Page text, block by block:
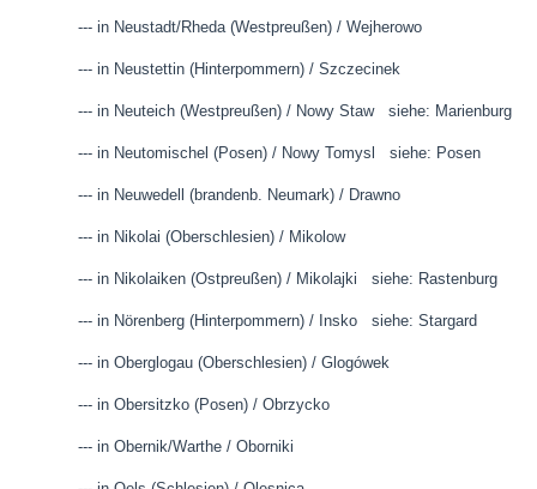
--- in Neustadt/Rheda (Westpreußen) / Wejherowo
--- in Neustettin (Hinterpommern) / Szczecinek
--- in Neuteich (Westpreußen) / Nowy Staw siehe: Marienburg
--- in Neutomischel (Posen) / Nowy Tomysl siehe: Posen
--- in Neuwedell (brandenb. Neumark) / Drawno
--- in Nikolai (Oberschlesien) / Mikolow
--- in Nikolaiken (Ostpreußen) / Mikolajki siehe: Rastenburg
--- in Nörenberg (Hinterpommern) / Insko siehe: Stargard
--- in Oberglogau (Oberschlesien) / Glogówek
--- in Obersitzko (Posen) / Obrzycko
--- in Obernik/Warthe / Oborniki